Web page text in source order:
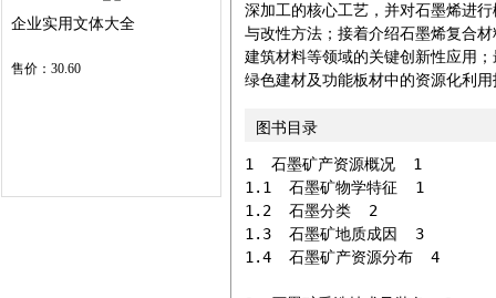
企业实用文体大全
售价：30.60
深加工的核心工艺，并对石墨烯进
与改性方法；接着介绍石墨烯复合
建筑材料等领域的关键创新性应用
绿色建材及功能板材中的资源化利
图书目录
1  石墨矿产资源概况  1
1.1  石墨矿物学特征  1
1.2  石墨分类  2
1.3  石墨矿地质成因  3
1.4  石墨矿产资源分布  4